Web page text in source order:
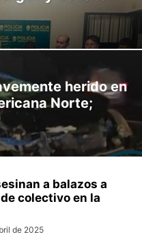
herido en
Norte;
a balazos a
colectivo en la
de 2025